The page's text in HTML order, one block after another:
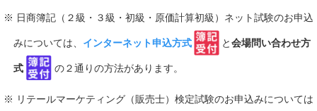
※ 日商簿記（２級・３級・初級・原価計算初級）ネット試験のお申込
みについては、 インターネット申込方式 と会場問い合わせ方
式 の２通りの方法があります。
※ リテールマーケティング（販売士）検定試験のお申込みについては